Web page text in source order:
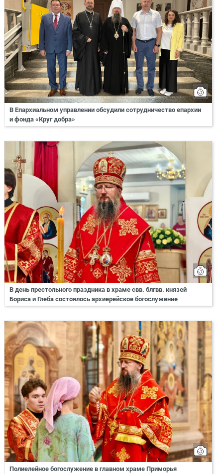
В Епархиальном управлении обсудили сотрудничество епархии
и фонда «Круг добра»
В день престольного праздника в храме свв. блгвв. князей
Бориса и Глеба состоялось архиерейское богослужение
Полиелейное богослужение в главном храме Приморья